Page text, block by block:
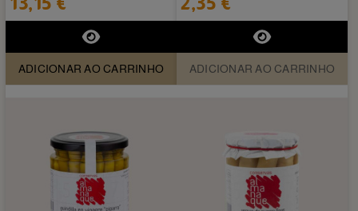
ADICIONAR AO CARRINHO ADICIONAR AO CARRINHO